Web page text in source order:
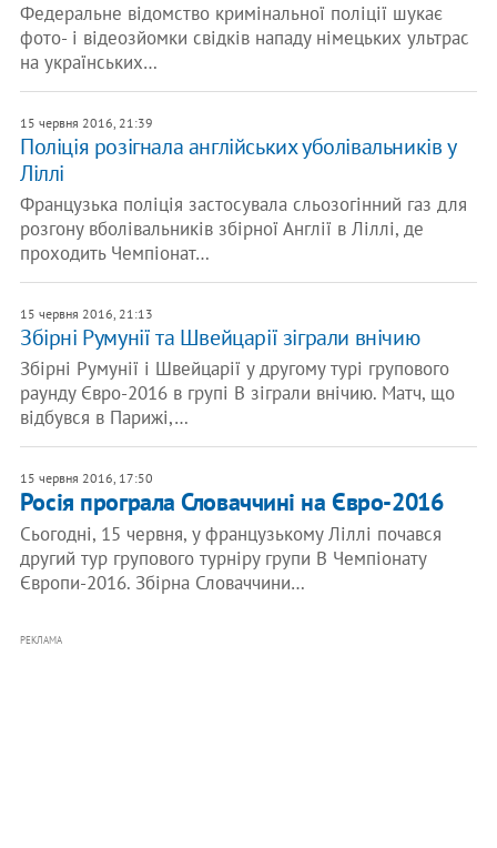
Федеральне відомство кримінальної поліції шукає
фото- і відеозйомки свідків нападу німецьких ультрас
на українських…
15 червня 2016, 21:39
Поліція розігнала англійських уболівальників у
Ліллі
Французька поліція застосувала сльозогінний газ для
розгону вболівальників збірної Англії в Ліллі, де
проходить Чемпіонат…
15 червня 2016, 21:13
Збірні Румунії та Швейцарії зіграли внічию
Збірні Румунії і Швейцарії у другому турі групового
раунду Євро-2016 в групі B зіграли внічию. Матч, що
відбувся в Парижі,…
15 червня 2016, 17:50
Росія програла Словаччині на Євро-2016
Сьогодні, 15 червня, у французькому Ліллі почався
другий тур групового турніру групи В Чемпіонату
Європи-2016. Збірна Словаччини…
РЕКЛАМА